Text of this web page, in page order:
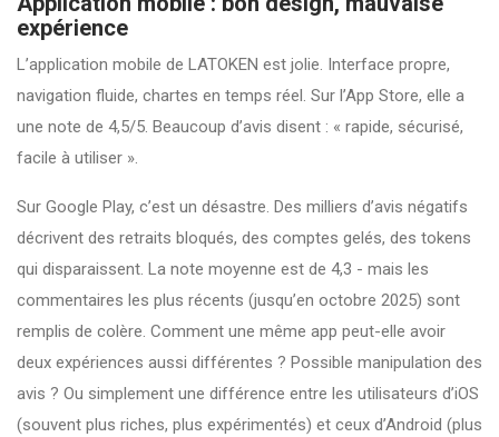
expérience
L’application mobile de LATOKEN est jolie. Interface propre,
navigation fluide, chartes en temps réel. Sur l’App Store, elle a
une note de 4,5/5. Beaucoup d’avis disent : « rapide, sécurisé,
facile à utiliser ».
Sur Google Play, c’est un désastre. Des milliers d’avis négatifs
décrivent des retraits bloqués, des comptes gelés, des tokens
qui disparaissent. La note moyenne est de 4,3 - mais les
commentaires les plus récents (jusqu’en octobre 2025) sont
remplis de colère. Comment une même app peut-elle avoir
deux expériences aussi différentes ? Possible manipulation des
avis ? Ou simplement une différence entre les utilisateurs d’iOS
(souvent plus riches, plus expérimentés) et ceux d’Android (plus